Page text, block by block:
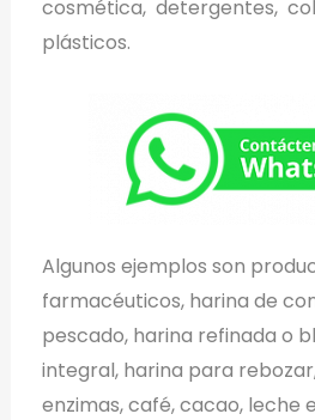
cosmética, detergentes,
plásticos.
Algunos ejemplos son
farmacéuticos, harina de
pescado, harina refinada o
integral, harina para
enzimas, café, cacao, leche